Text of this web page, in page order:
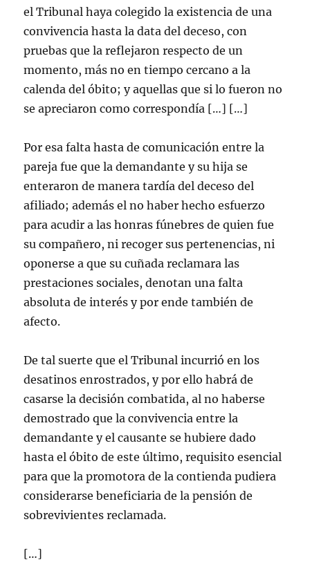
el Tribunal haya colegido la existencia de una
convivencia hasta la data del deceso, con
pruebas que la reflejaron respecto de un
momento, más no en tiempo cercano a la
calenda del óbito; y aquellas que si lo fueron no
se apreciaron como correspondía […] […]
Por esa falta hasta de comunicación entre la
pareja fue que la demandante y su hija se
enteraron de manera tardía del deceso del
afiliado; además el no haber hecho esfuerzo
para acudir a las honras fúnebres de quien fue
su compañero, ni recoger sus pertenencias, ni
oponerse a que su cuñada reclamara las
prestaciones sociales, denotan una falta
absoluta de interés y por ende también de
afecto.
De tal suerte que el Tribunal incurrió en los
desatinos enrostrados, y por ello habrá de
casarse la decisión combatida, al no haberse
demostrado que la convivencia entre la
demandante y el causante se hubiere dado
hasta el óbito de este último, requisito esencial
para que la promotora de la contienda pudiera
considerarse beneficiaria de la pensión de
sobrevivientes reclamada.
[…]